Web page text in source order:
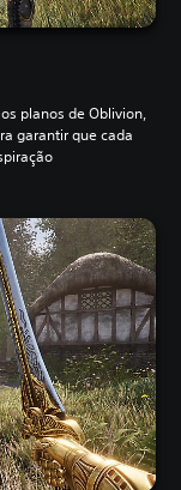
planos de Oblivion,
garantir que cada